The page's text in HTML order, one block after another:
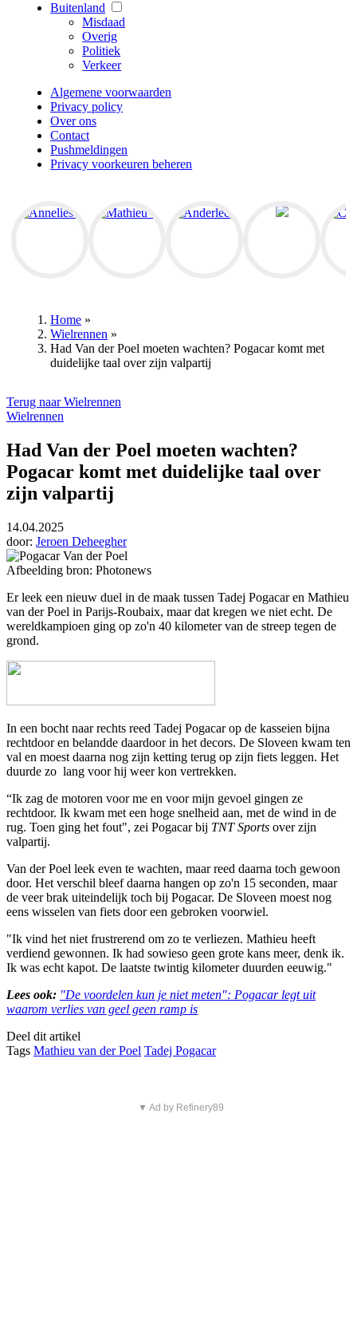
Buitenland
Misdaad
Overig
Politiek
Verkeer
Algemene voorwaarden
Privacy policy
Over ons
Contact
Pushmeldingen
Privacy voorkeuren beheren
Kruimelpad
Home »
Wielrennen »
Had Van der Poel moeten wachten? Pogacar komt met
duidelijke taal over zijn valpartij
Terug naar Wielrennen
Wielrennen
Had Van der Poel moeten wachten?
Pogacar komt met duidelijke taal over
zijn valpartij
14.04.2025
door: Jeroen Deheegher
Afbeelding bron: Photonews
Er leek een nieuw duel in de maak tussen Tadej Pogacar en Mathieu
van der Poel in Parijs-Roubaix, maar dat kregen we niet echt. De
wereldkampioen ging op zo'n 40 kilometer van de streep tegen de
grond.
In een bocht naar rechts reed Tadej Pogacar op de kasseien bijna
rechtdoor en belandde daardoor in het decors. De Sloveen kwam ten
val en moest daarna nog zijn ketting terug op zijn fiets leggen. Het
duurde zo lang voor hij weer kon vertrekken.
“Ik zag de motoren voor me en voor mijn gevoel gingen ze
rechtdoor. Ik kwam met een hoge snelheid aan, met de wind in de
rug. Toen ging het fout", zei Pogacar bij TNT Sports over zijn
valpartij.
Van der Poel leek even te wachten, maar reed daarna toch gewoon
door. Het verschil bleef daarna hangen op zo'n 15 seconden, maar
de veer brak uiteindelijk toch bij Pogacar. De Sloveen moest nog
eens wisselen van fiets door een gebroken voorwiel.
"Ik vind het niet frustrerend om zo te verliezen. Mathieu heeft
verdiend gewonnen. Ik had sowieso geen grote kans meer, denk ik.
Ik was echt kapot. De laatste twintig kilometer duurden eeuwig."
Lees ook: "De voordelen kun je niet meten": Pogacar legt uit
waarom verlies van geel geen ramp is
Deel dit artikel
Tags Mathieu van der Poel Tadej Pogacar
▼ Ad by Refinery89